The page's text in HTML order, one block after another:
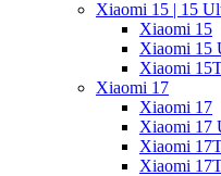
Xiaomi 15 | 15
Xiaomi 15
Xiaomi 15
Xiaomi
Xiaomi 17
Xiaomi 17
Xiaomi 17
Xiaomi
Xiaomi